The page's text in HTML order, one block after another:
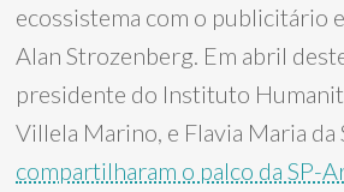
ecossistema com o publicitário
Alan Strozenberg. Em abril
presidente do Instituto
Villela Marino, e Flavia Maria da
compartilharam o palco da SP-